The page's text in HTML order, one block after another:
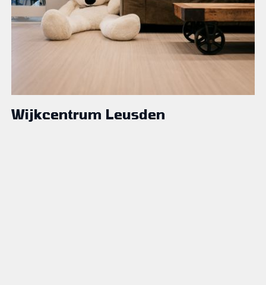
Wijkcentrum Leusden